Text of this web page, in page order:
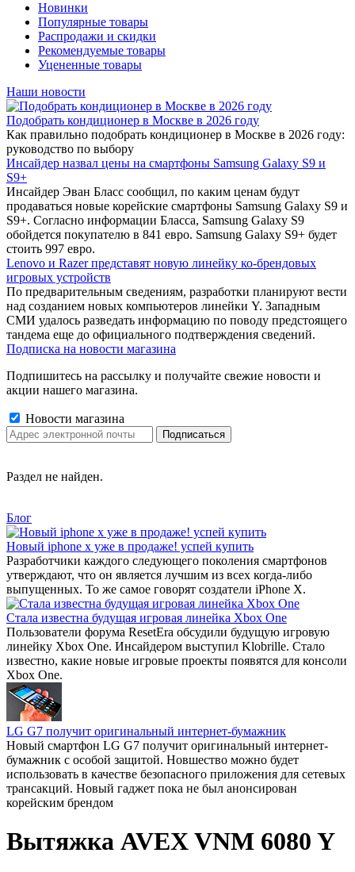
Новинки
Популярные товары
Распродажи и скидки
Рекомендуемые товары
Уцененные товары
Наши новости
Подобрать кондиционер в Москве в 2026 году
Как правильно подобрать кондиционер в Москве в 2026 году:
руководство по выбору
Инсайдер назвал цены на смартфоны Samsung Galaxy S9 и
S9+
Инсайдер Эван Бласс сообщил, по каким ценам будут
продаваться новые корейские смартфоны Samsung Galaxy S9 и
S9+. Согласно информации Бласса, Samsung Galaxy S9
обойдется покупателю в 841 евро. Samsung Galaxy S9+ будет
стоить 997 евро.
Lenovo и Razer представят новую линейку ко-брендовых
игровых устройств
По предварительным сведениям, разработки планируют вести
над созданием новых компьютеров линейки Y. Западным
СМИ удалось разведать информацию по поводу предстоящего
тандема еще до официального подтверждения сведений.
Подписка на новости магазина
Подпишитесь на рассылку и получайте свежие новости и
акции нашего магазина.
Новости магазина
Раздел не найден.
Блог
Новый iphone x уже в продаже! успей купить
Разработчики каждого следующего поколения смартфонов
утверждают, что он является лучшим из всех когда-либо
выпущенных. То же самое говорят создатели iPhone X.
Стала известна будущая игровая линейка Xbox One
Пользователи форума ResetEra обсудили будущую игровую
линейку Xbox One. Инсайдером выступил Klobrille. Стало
известно, какие новые игровые проекты появятся для консоли
Xbox One.
LG G7 получит оригинальный интернет-бумажник
Новый смартфон LG G7 получит оригинальный интернет-
бумажник с особой защитой. Новшество можно будет
использовать в качестве безопасного приложения для сетевых
трансакций. Новый гаджет пока не был анонсирован
корейским брендом
Вытяжка AVEX VNM 6080 Y